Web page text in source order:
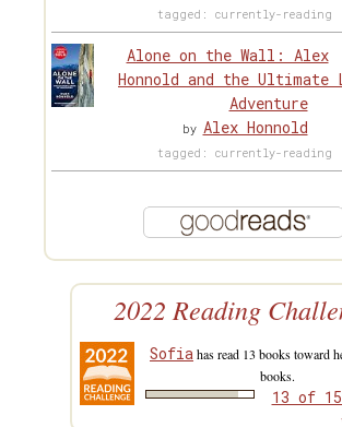
tagged: currently-reading
Alone on the Wall: Alex
Honnold and the
Adventure
by Alex Honnold
tagged: currently-reading
2022 Reading
Sofiahas read 13 books toward
books.
13 of